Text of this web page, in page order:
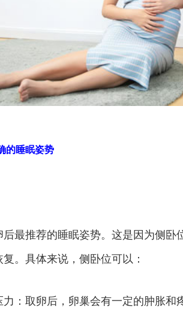
的睡眠姿势
最推荐的睡眠姿势。这是因为侧
。具体来说，侧卧位可以：
：取卵后，卵巢会有一定的肿胀和